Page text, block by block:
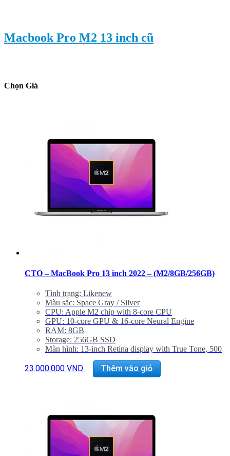
Macbook Pro M2 13 inch cũ
Chọn Giá
CTO – MacBook Pro 13 inch 2022 – (M2/8GB/256GB)
Tình trạng: Likenew
Màu sắc: Space Gray / Silver
CPU: Apple M2 chip with 8-core CPU
GPU: 10-core GPU & 16-core Neural Engine
RAM: 8GB
Storage: 256GB SSD
Màn hình: 13-inch Retina display with True Tone, 500
Interface: Two Thunderbolt 4 ports, Jack 3.5mm
Magic Keyboard
23.000.000 VND Thêm vào giỏ